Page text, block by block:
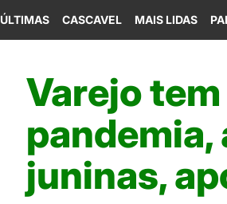
ÚLTIMAS CASCAVEL MAIS LIDAS
Varejo
pandemia,
juninas,